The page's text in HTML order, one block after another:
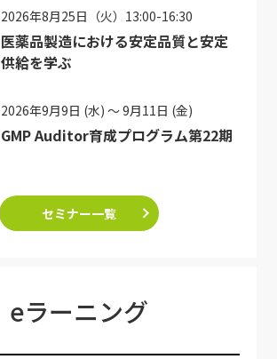
2026年8月25日（火）13:00-16:30
医薬品製造における安定品質と安定
供給を学ぶ
2026年9月9日 (水) ～ 9月11日 (金)
GMP Auditor育成プログラム第22期
セミナー一覧
eラーニング